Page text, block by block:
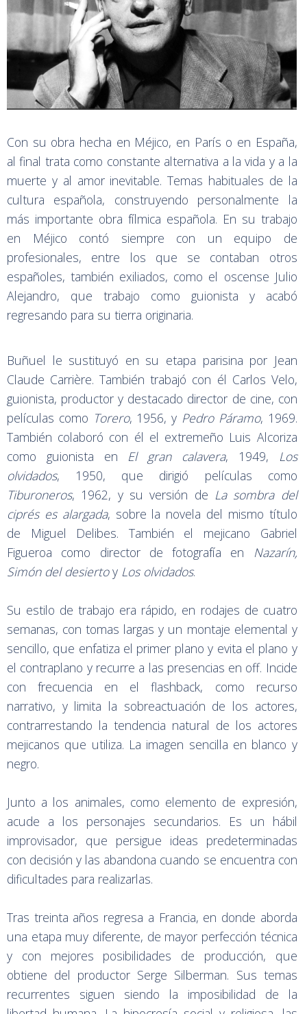
Con su obra hecha en Méjico, en París o en España,
al final trata como constante alternativa a la vida y a la
muerte y al amor inevitable. Temas habituales de la
cultura española, construyendo personalmente la
más importante obra fílmica española. En su trabajo
en Méjico contó siempre con un equipo de
profesionales, entre los que se contaban otros
españoles, también exiliados, como el oscense Julio
Alejandro, que trabajo como guionista y acabó
regresando para su tierra originaria.
Buñuel le sustituyó en su etapa parisina por Jean
Claude Carrière. También trabajó con él Carlos Velo,
guionista, productor y destacado director de cine, con
películas como Torero, 1956, y Pedro Páramo, 1969.
También colaboró con él el extremeño Luis Alcoriza
como guionista en El gran calavera, 1949, Los
olvidados, 1950, que dirigió películas como
Tiburoneros, 1962, y su versión de La sombra del
ciprés es alargada, sobre la novela del mismo título
de Miguel Delibes. También el mejicano Gabriel
Figueroa como director de fotografía en Nazarín,
Simón del desiertoy Los olvidados.
Su estilo de trabajo era rápido, en rodajes de cuatro
semanas, con tomas largas y un montaje elemental y
sencillo, que enfatiza el primer plano y evita el plano y
el contraplano y recurre a las presencias en off. Incide
con frecuencia en el flashback, como recurso
narrativo, y limita la sobreactuación de los actores,
contrarrestando la tendencia natural de los actores
mejicanos que utiliza. La imagen sencilla en blanco y
negro.
Junto a los animales, como elemento de expresión,
acude a los personajes secundarios. Es un hábil
improvisador, que persigue ideas predeterminadas
con decisión y las abandona cuando se encuentra con
dificultades para realizarlas.
Tras treinta años regresa a Francia, en donde aborda
una etapa muy diferente, de mayor perfección técnica
y con mejores posibilidades de producción, que
obtiene del productor Serge Silberman. Sus temas
recurrentes siguen siendo la imposibilidad de la